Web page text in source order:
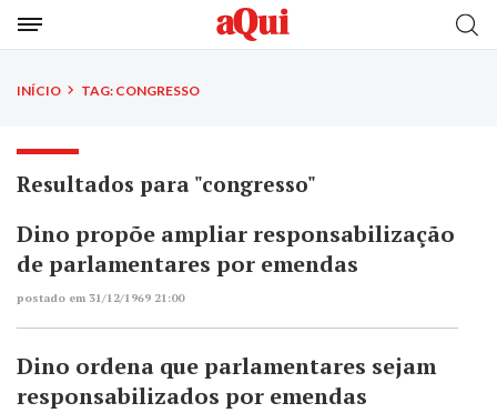
INÍCIO TAG: CONGRESSO
Resultados para "congresso"
Dino propõe ampliar responsabilização
de parlamentares por emendas
postado em 31/12/1969 21:00
Dino ordena que parlamentares sejam
responsabilizados por emendas